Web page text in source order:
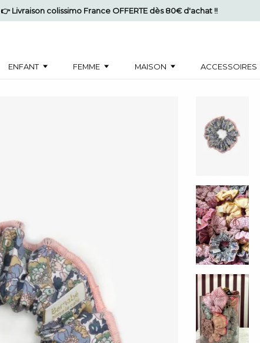
👉 Livraison colissimo France OFFERTE dès 80€ d'achat !!
ENFANT FEMME MAISON ACCESSOIRES